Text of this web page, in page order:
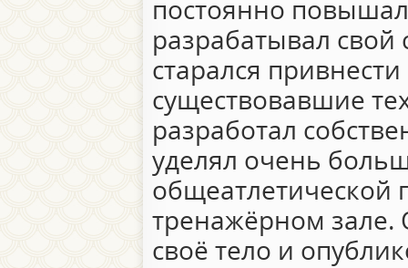
постоянно
разрабатывал
старался
существовавшие
разработал
уделял очень
общеатлетической
тренажёрном зале.
своё тело и